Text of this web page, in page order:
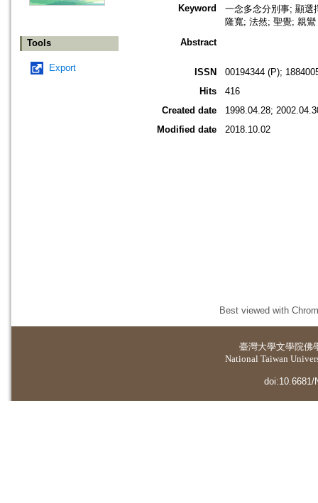
Tools
Export
Keyword
一念多念分別事; 顯選
隆寬; 法然; 聖覺; 親鸞
Abstract
ISSN
00194344 (P);
Hits
416
Created date
1998.04.28;
Modified date
2018.10.02
Best viewed with
臺灣大學文學院佛
National Taiwan
doi:10.6681/